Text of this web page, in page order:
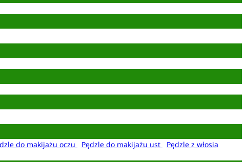
do makijażu oczu Pędzle do makijażu ust
Pędzle z włosia